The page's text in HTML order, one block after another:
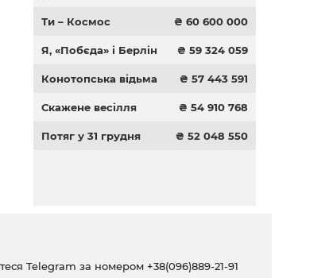
Ти – Космос ₴ 60 600 000
Я, «Побєда» і Берлін ₴ 59 324 059
Конотопська відьма ₴ 57 443 591
Скажене весілля ₴ 54 910 768
Потяг у 31 грудня ₴ 52 048 550
Telegram за номером +38(096)889-21-91